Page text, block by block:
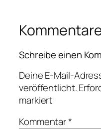
Schreibe einen
Deine E-Mail-
veröffentlicht.
markiert
Kommentar*